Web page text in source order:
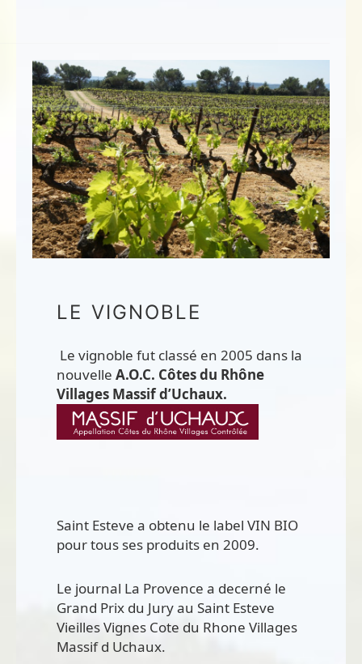
LE VIGNOBLE
Le vignoble fut classé en 2005 dans la
nouvelle A.O.C. Côtes du Rhône
Villages Massif d’Uchaux.
Saint Esteve a obtenu le label VIN BIO
pour tous ses produits en 2009.
Le journal La Provence a decerné le
Grand Prix du Jury au Saint Esteve
Vieilles Vignes Cote du Rhone Villages
Massif d Uchaux.